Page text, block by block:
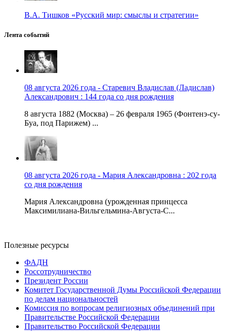
В.А. Тишков «Русский мир: смыслы и стратегии»
Лента событий
08 августа 2026 года - Старевич Владислав (Ладислав)
Александрович : 144 года со дня рождения
8 августа 1882 (Москва) – 26 февраля 1965 (Фонтенэ-су-
Буа, под Парижем) ...
08 августа 2026 года - Мария Александровна : 202 года
со дня рождения
Мария Александровна (урожденная принцесса
Максимилиана-Вильгельмина-Августа-С...
Полезные ресурсы
ФАДН
Россотрудничество
Президент России
Комитет Государственной Думы Российской Федерации
по делам национальностей
Комиссия по вопросам религиозных объединений при
Правительстве Российской Федерации
Правительство Российской Федерации